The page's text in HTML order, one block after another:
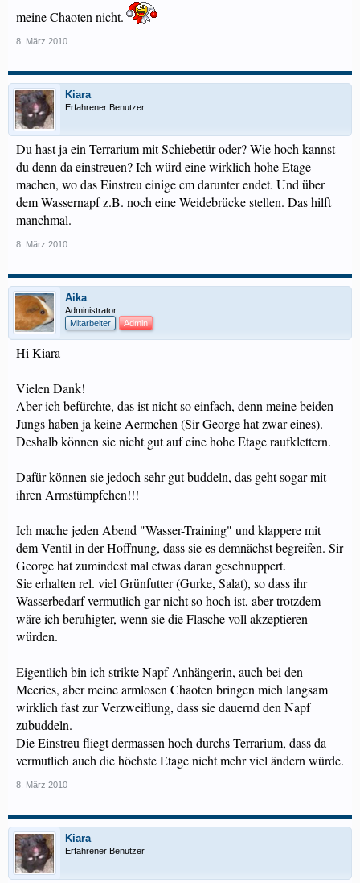
meine Chaoten nicht.
8. März 2010
Kiara
Erfahrener Benutzer
Du hast ja ein Terrarium mit Schiebetür oder? Wie hoch kannst
du denn da einstreuen? Ich würd eine wirklich hohe Etage
machen, wo das Einstreu einige cm darunter endet. Und über
dem Wassernapf z.B. noch eine Weidebrücke stellen. Das hilft
manchmal.
8. März 2010
Aika
Administrator
Mitarbeiter
Admin
Hi Kiara
Vielen Dank!
Aber ich befürchte, das ist nicht so einfach, denn meine beiden
Jungs haben ja keine Aermchen (Sir George hat zwar eines).
Deshalb können sie nicht gut auf eine hohe Etage raufklettern.
Dafür können sie jedoch sehr gut buddeln, das geht sogar mit
ihren Armstümpfchen!!!
Ich mache jeden Abend "Wasser-Training" und klappere mit
dem Ventil in der Hoffnung, dass sie es demnächst begreifen. Sir
George hat zumindest mal etwas daran geschnuppert.
Sie erhalten rel. viel Grünfutter (Gurke, Salat), so dass ihr
Wasserbedarf vermutlich gar nicht so hoch ist, aber trotzdem
wäre ich beruhigter, wenn sie die Flasche voll akzeptieren
würden.
Eigentlich bin ich strikte Napf-Anhängerin, auch bei den
Meeries, aber meine armlosen Chaoten bringen mich langsam
wirklich fast zur Verzweiflung, dass sie dauernd den Napf
zubuddeln.
Die Einstreu fliegt dermassen hoch durchs Terrarium, dass da
vermutlich auch die höchste Etage nicht mehr viel ändern würde.
8. März 2010
Kiara
Erfahrener Benutzer